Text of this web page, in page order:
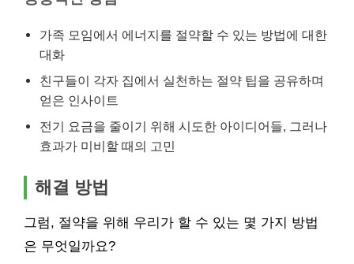
가족 모임에서 에너지를 절약할 수 있는 방법에 대한
대화
친구들이 각자 집에서 실천하는 절약 팁을 공유하며
얻은 인사이트
전기 요금을 줄이기 위해 시도한 아이디어들, 그러나
효과가 미비할 때의 고민
해결 방법
그럼, 절약을 위해 우리가 할 수 있는 몇 가지 방법
은 무엇일까요?